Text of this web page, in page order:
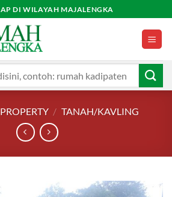
DI WILAYAH MAJALENGKA
/ TANAH/KAVLING